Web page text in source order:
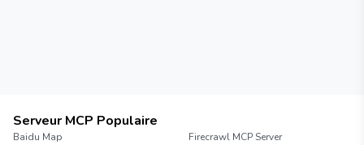
Serveur MCP Populaire
Baidu Map
Firecrawl MCP Server